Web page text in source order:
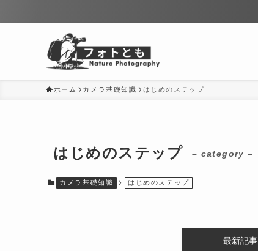
ホーム カメラ基礎知識 はじめのステップ
はじめのステップ – category –
カメラ基礎知識 はじめのステップ
最新記事